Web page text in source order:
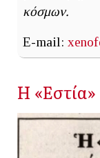
κόσμων.
E-mail:
Η «Εστία»